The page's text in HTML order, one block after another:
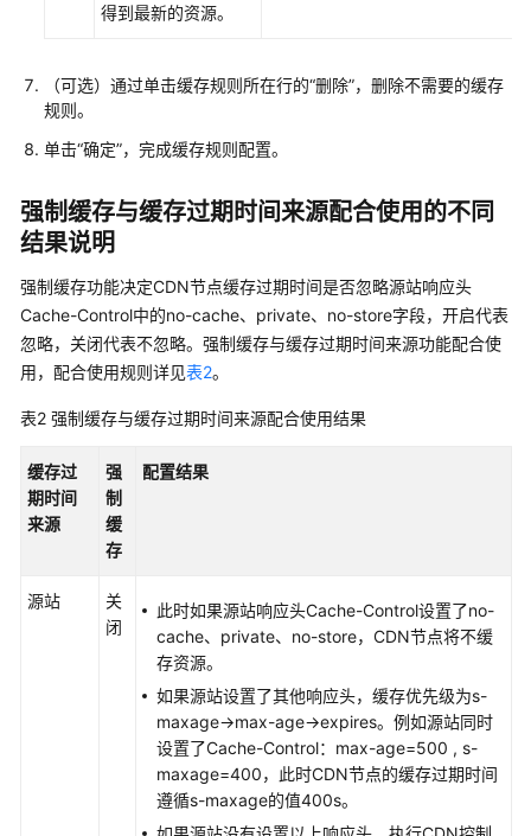
源
持
域
统
权
限
得到最新的资源。
（可选）通过单击缓存规则所在行的“删除”，删除不需要的缓存
规则。
单击“确定”，完成缓存规则配置。
强制缓存与缓存过期时间来源配合使用的不同
结果说明
强制缓存功能决定CDN节点缓存过期时间是否忽略源站响应头
Cache-Control中的no-cache、private、no-store字段，开启代表
忽略，关闭代表不忽略。强制缓存与缓存过期时间来源功能配合使
用，配合使用规则详见表2。
表2 强制缓存与缓存过期时间来源配合使用结果
缓存过
期时间
来源
强
制
缓
存
配置结果
源站
关
闭
此时如果源站响应头Cache-Control设置了no-
cache、private、no-store，CDN节点将不缓
存资源。
如果源站设置了其他响应头，缓存优先级为s-
maxage->max-age->expires。例如源站同时
设置了Cache-Control：max-age=500 , s-
maxage=400，此时CDN节点的缓存过期时间
遵循s-maxage的值400s。